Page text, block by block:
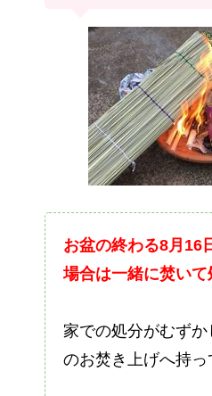
お盆の終わる8月16
場合は一緒に焚いて
家での処分がむず
のお焚き上げへ持っ